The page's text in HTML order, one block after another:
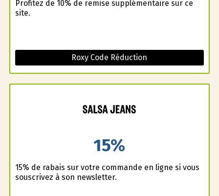
Profitez de 10% de remise supplémentaire sur ce
site.
Roxy Code Réduction
15%
15% de rabais sur votre commande en ligne si vous
souscrivez à son newsletter.